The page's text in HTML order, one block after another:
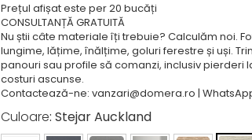
Prețul afișat este per 20 bucăți
CONSULTANȚĂ GRATUITĂ
Nu știi câte materiale îți trebuie? Calculăm noi.
lungime, lățime, înălțime, goluri ferestre și uși.
panouri sau profile să comanzi, inclusiv pierderi
costuri ascunse.
Contactează-ne: vanzari@domera.ro |
Culoare: Stejar Auckland